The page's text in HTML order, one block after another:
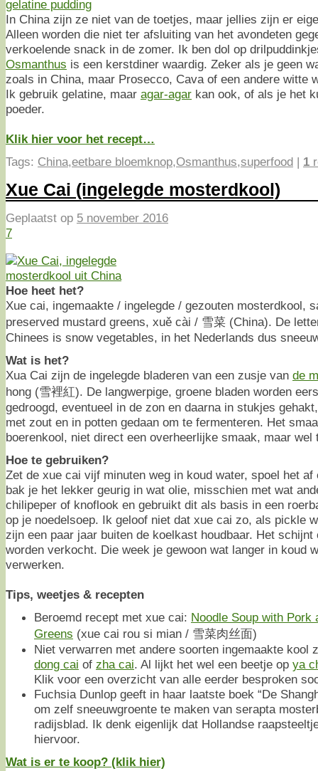
In China zijn ze niet van de toetjes, maar jellies zijn er
Alleen worden die niet ter afsluiting van het avondeten
verkoelende snack in de zomer. Ik ben dol op
Osmanthus is een kerstdiner waardig. Zeker als je geen
zoals in China, maar Prosecco, Cava of een andere witte
Ik gebruik gelatine, maar agar-agar kan ook, of als je het
poeder.
Klik hier voor het recept…
Tags: China,eetbare bloemknop,Osmanthus,superfood | 1
Xue Cai (ingelegde mosterdkool)
Geplaatst op 5 november 2016
7
Hoe heet het?
Xue cai, ingemaakte / ingelegde / gezouten mosterdkool,
preserved mustard greens, xuě cài / 雪菜 (China). De
Chinees is snow vegetables, in het Nederlands dus
Wat is het?
Xua Cai zijn de ingelegde bladeren van een zusje van de
hong (雪裡紅). De langwerpige, groene bladen worden
gedroogd, eventueel in de zon en daarna in stukjes
met zout en in potten gedaan om te fermenteren. Het
boerenkool, niet direct een overheerlijke smaak, maar wel
Hoe te gebruiken?
Zet de xue cai vijf minuten weg in koud water, spoel het
bak je het lekker geurig in wat olie, misschien met wat
chilipeper of knoflook en gebruikt dit als basis in een
op je noedelsoep. Ik geloof niet dat xue cai zo, als pickle
zijn een paar jaar buiten de koelkast houdbaar. Het
worden verkocht. Die week je gewoon wat langer in koud
verwerken.
Tips, weetjes & recepten
Beroemd recept met xue cai: Noodle Soup with Pork
Greens (xue cai rou si mian / 雪菜肉丝面)
Niet verwarren met andere soorten ingemaakte kool
dong cai of zha cai. Al lijkt het wel een beetje op ya
Klik voor een overzicht van alle eerder besproken
Fuchsia Dunlop geeft in haar laatste boek “De
om zelf sneeuwgroente te maken van serapta
radijsblad. Ik denk eigenlijk dat Hollandse
hiervoor.
Wat is er te koop? (klik hier)